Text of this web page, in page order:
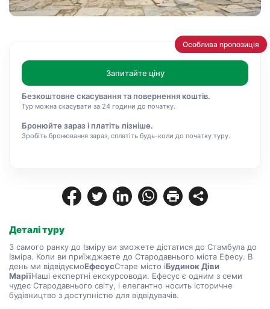
Деталі туру
З самого ранку до Ізміру ви зможете дістатися до Стамбула до
Ізміра. Коли ви приїжджаєте до Стародавнього міста Ефесу. В
день ми відвідуємоЕфесусСтаре місто іБудинок Діви
МаріїНаші експертні екскурсоводи. Ефесус є одним з семи
чудес Стародавнього світу, і елегантно носить історичне
будівництво з доступністю для відвідувачів.
Особлива пропозиція
Запитайте ціну
Безкоштовне скасування та повернення коштів.
Тур можна скасувати за 24 години до початку.
Бронюйте зараз і платіть пізніше.
Зробіть бронювання зараз, сплатіть будь-коли до початку туру.